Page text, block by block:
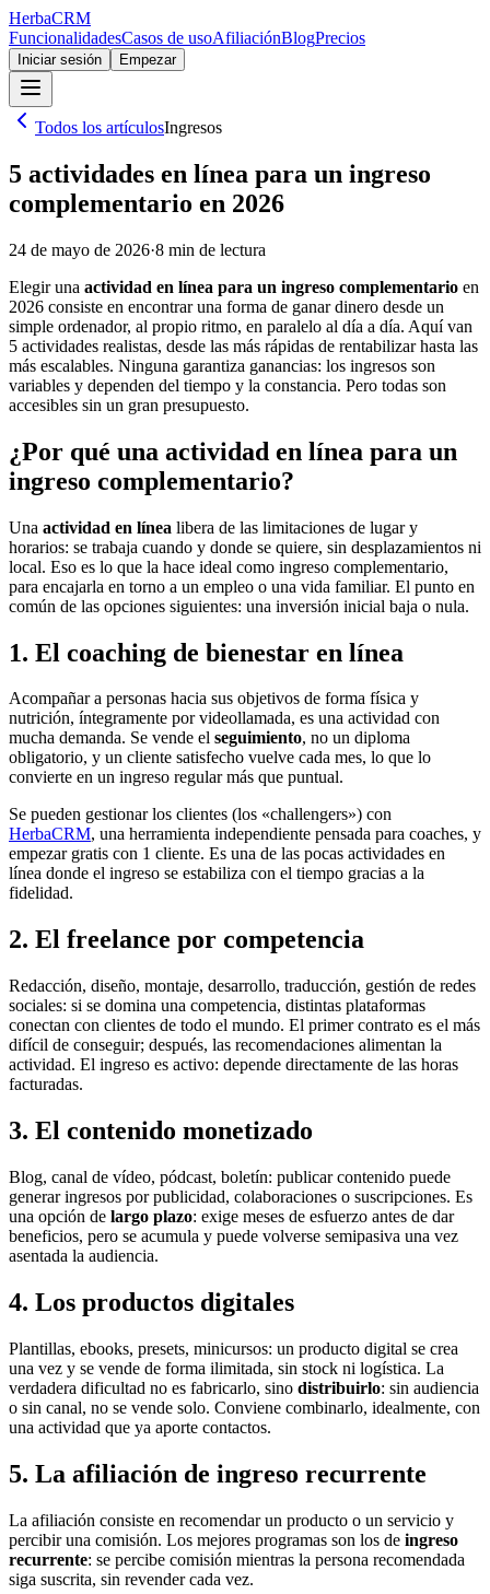
HerbaCRM
FuncionalidadesCasos de usoAfiliaciónBlogPrecios
Iniciar sesión Empezar
Todos los artículosIngresos
5 actividades en línea para un ingreso
complementario en 2026
24 de mayo de 2026·8 min de lectura
Elegir una actividad en línea para un ingreso complementario en
2026 consiste en encontrar una forma de ganar dinero desde un
simple ordenador, al propio ritmo, en paralelo al día a día. Aquí van
5 actividades realistas, desde las más rápidas de rentabilizar hasta las
más escalables. Ninguna garantiza ganancias: los ingresos son
variables y dependen del tiempo y la constancia. Pero todas son
accesibles sin un gran presupuesto.
¿Por qué una actividad en línea para un
ingreso complementario?
Una actividad en línea libera de las limitaciones de lugar y
horarios: se trabaja cuando y donde se quiere, sin desplazamientos ni
local. Eso es lo que la hace ideal como ingreso complementario,
para encajarla en torno a un empleo o una vida familiar. El punto en
común de las opciones siguientes: una inversión inicial baja o nula.
1. El coaching de bienestar en línea
Acompañar a personas hacia sus objetivos de forma física y
nutrición, íntegramente por videollamada, es una actividad con
mucha demanda. Se vende el seguimiento, no un diploma
obligatorio, y un cliente satisfecho vuelve cada mes, lo que lo
convierte en un ingreso regular más que puntual.
Se pueden gestionar los clientes (los «challengers») con
HerbaCRM, una herramienta independiente pensada para coaches, y
empezar gratis con 1 cliente. Es una de las pocas actividades en
línea donde el ingreso se estabiliza con el tiempo gracias a la
fidelidad.
2. El freelance por competencia
Redacción, diseño, montaje, desarrollo, traducción, gestión de redes
sociales: si se domina una competencia, distintas plataformas
conectan con clientes de todo el mundo. El primer contrato es el más
difícil de conseguir; después, las recomendaciones alimentan la
actividad. El ingreso es activo: depende directamente de las horas
facturadas.
3. El contenido monetizado
Blog, canal de vídeo, pódcast, boletín: publicar contenido puede
generar ingresos por publicidad, colaboraciones o suscripciones. Es
una opción de largo plazo: exige meses de esfuerzo antes de dar
beneficios, pero se acumula y puede volverse semipasiva una vez
asentada la audiencia.
4. Los productos digitales
Plantillas, ebooks, presets, minicursos: un producto digital se crea
una vez y se vende de forma ilimitada, sin stock ni logística. La
verdadera dificultad no es fabricarlo, sino distribuirlo: sin audiencia
o sin canal, no se vende solo. Conviene combinarlo, idealmente, con
una actividad que ya aporte contactos.
5. La afiliación de ingreso recurrente
La afiliación consiste en recomendar un producto o un servicio y
percibir una comisión. Los mejores programas son los de ingreso
recurrente: se percibe comisión mientras la persona recomendada
siga suscrita, sin revender cada vez.